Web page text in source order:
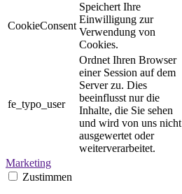
CookieConsent
Speichert Ihre
Einwilligung zur
Verwendung von
Cookies.
fe_typo_user
Ordnet Ihren Browser
einer Session auf dem
Server zu. Dies
beeinflusst nur die
Inhalte, die Sie sehen
und wird von uns nicht
ausgewertet oder
weiterverarbeitet.
Marketing
Zustimmen